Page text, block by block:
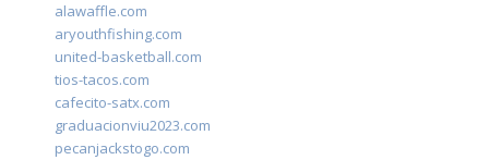
alawaffle.com
aryouthfishing.com
united-basketball.com
tios-tacos.com
cafecito-satx.com
graduacionviu2023.com
pecanjackstogo.com